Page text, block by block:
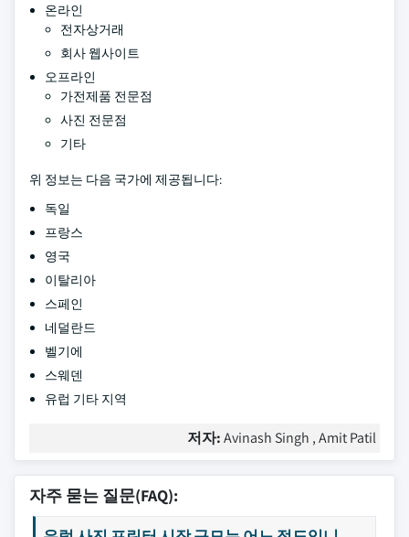
온라인
전자상거래
회사 웹사이트
오프라인
가전제품 전문점
사진 전문점
기타
위 정보는 다음 국가에 제공됩니다:
독일
프랑스
영국
이탈리아
스페인
네덜란드
벨기에
스웨덴
유럽 기타 지역
저자:Avinash Singh , Amit Patil
자주 묻는 질문(FAQ):